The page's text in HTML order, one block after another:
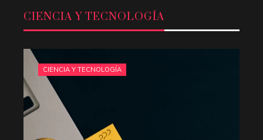
CIENCIA Y TECNOLOGÍA
CIENCIA Y TECNOLOGÍA